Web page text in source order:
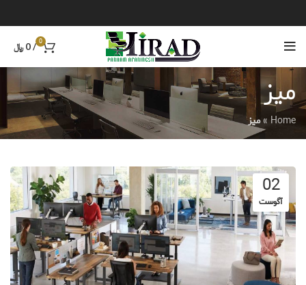
0
/
0 ﷼
میز
Home
»میز
02
آگوست